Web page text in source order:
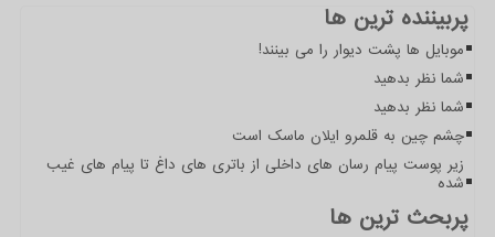
پربیننده ترین ها
موبایل ها پشت دیوار را می بینند!
شما نظر بدهید
شما نظر بدهید
چشم چین به قلمرو ایلان ماسک است
زیر پوست پیام رسان های داخلی از باتری های داغ تا پیام های غیب
شده
پربحث ترین ها